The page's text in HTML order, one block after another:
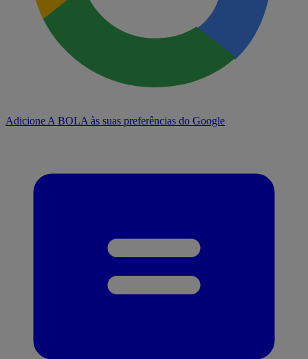
Adicione A BOLA às suas preferências do Google